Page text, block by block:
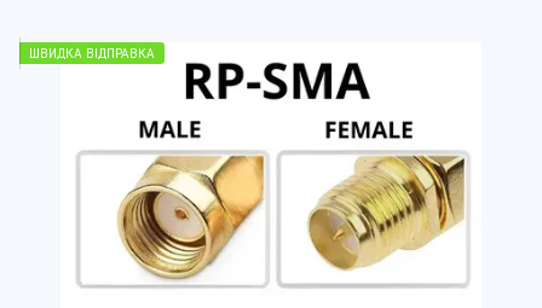
ШВИДКА ВІДПРАВКА